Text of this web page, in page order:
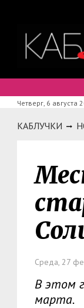
Четверг, 6 августа
КАБЛУЧКИ
Среда, 27
В этом
марта.